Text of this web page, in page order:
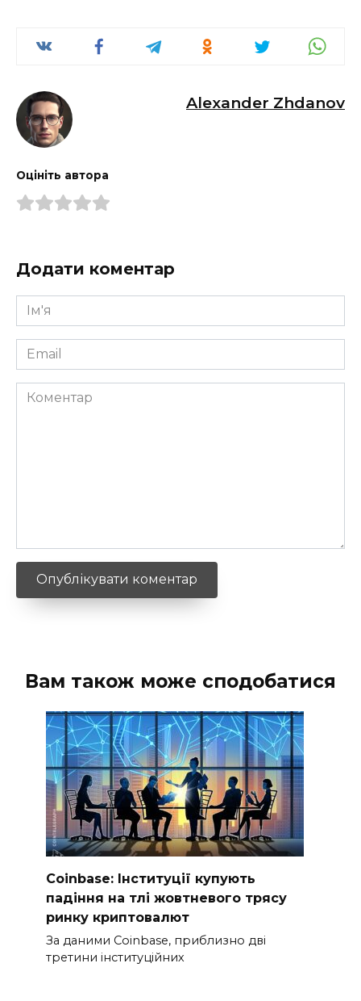
Alexander Zhdanov
Оцініть автора
Додати коментар
Ім'я
*
Email
*
Коментар
Вам також може сподобатися
Coinbase: Інституції купують
падіння на тлі жовтневого трясу
ринку криптовалют
За даними Coinbase, приблизно дві
третини інституційних